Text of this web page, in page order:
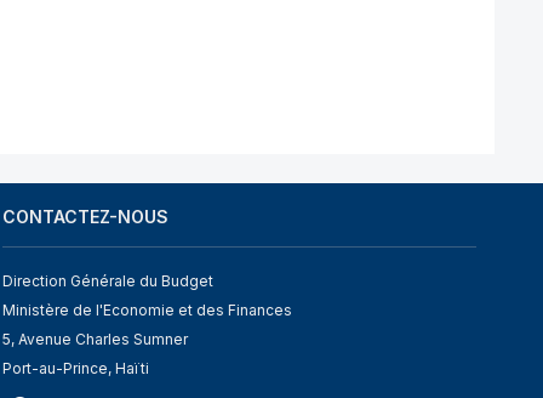
CONTACTEZ-NOUS
Direction Générale du Budget
Ministère de l'Economie et des Finances
5, Avenue Charles Sumner
Port-au-Prince, Haïti